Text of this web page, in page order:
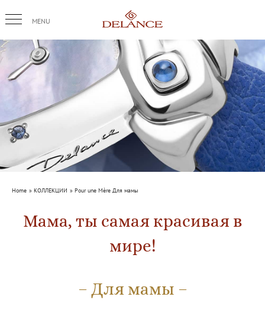
to
content
Home КОЛЛЕКЦИИ Pour une Mère Для мамы
Мама, ты самая красивая в
мире!
– Для мамы –